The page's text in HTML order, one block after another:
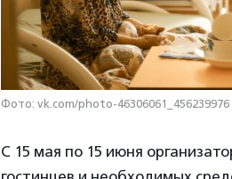
Фото: vk.com/photo-46306061_456239976
С 15 мая по 15 июня